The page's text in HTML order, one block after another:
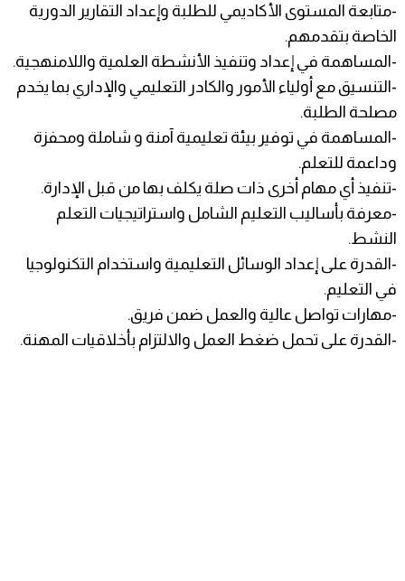
-متابعة المستوى الأكاديمي للطلبة وإعداد التقارير الدورية
الخاصة بتقدمهم.
-المساهمة في إعداد وتنفيذ الأنشطة العلمية واللامنهجية.
-التنسيق مع أولياء الأمور والكادر التعليمي والإداري بما يخدم
مصلحة الطلبة.
-المساهمة في توفير بيئة تعليمية آمنة و شاملة ومحفزة
وداعمة للتعلم.
-تنفيذ أي مهام أخرى ذات صلة يكلف بها من قبل الإدارة.
-معرفة بأساليب التعليم الشامل واستراتيجيات التعلم
النشط.
-القدرة على إعداد الوسائل التعليمية واستخدام التكنولوجيا
في التعليم.
-مهارات تواصل عالية والعمل ضمن فريق.
-القدرة على تحمل ضغط العمل والالتزام بأخلاقيات المهنة.